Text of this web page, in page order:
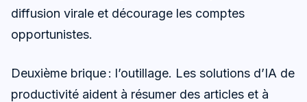
diffusion virale et décourage les comptes
opportunistes.
Deuxième brique : l’outillage. Les solutions d’IA de
productivité aident à résumer des articles et à